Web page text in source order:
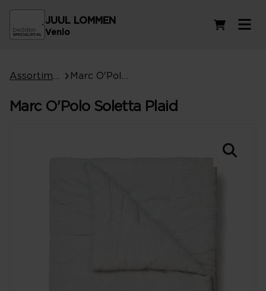
JUUL LOMMEN
Venlo
Marc O'Polo Soletta Plaid